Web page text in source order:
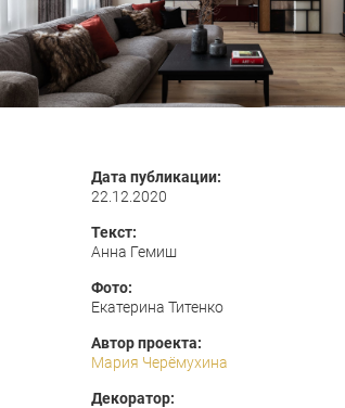
Дата публикации:
22.12.2020
Текст:
Анна Гемиш
Фото:
Екатерина Титенко
Автор проекта:
Мария Черёмухина
Декоратор: